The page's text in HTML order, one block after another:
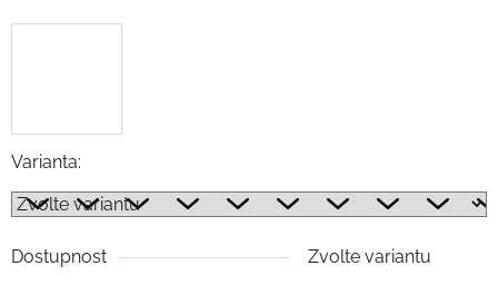
Varianta:
Dostupnost Zvolte variantu